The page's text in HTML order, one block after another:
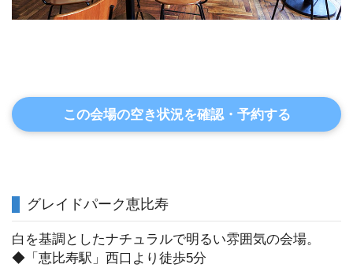
この会場の空き状況を確認・予約する
グレイドパーク恵比寿
白を基調としたナチュラルで明るい雰囲気の会場。
◆「恵比寿駅」西口より徒歩5分